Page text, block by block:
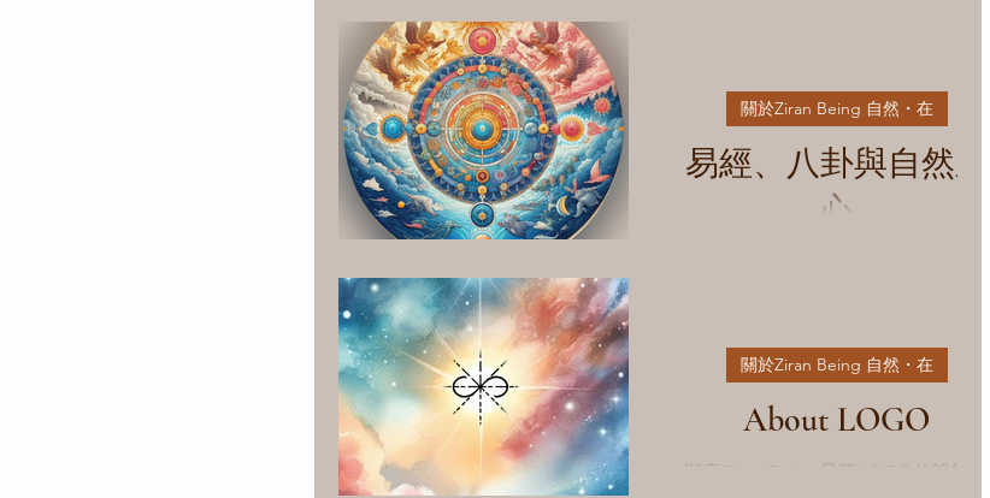
下，看看我們內心的活動，然後，交托
給聖靈。 做與不做這些事件的本身是
會不斷變化的，因時因事因人都有不
同，
易經、八卦與自然之
心
和尊重的心態， 而這也終可以讓我們
看見自己存在的價值與意義所在。
關於Ziran Being 自然・在
About LOGO
探索Ziran Being品牌LOGO的設計理
關於Ziran Being 自然・在